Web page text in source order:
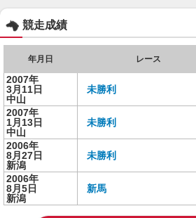
競走成績
年月日 レース
2007年
3月11日
中山
未勝利
2007年
1月13日
中山
未勝利
2006年
8月27日
新潟
未勝利
2006年
8月5日
新潟
新馬